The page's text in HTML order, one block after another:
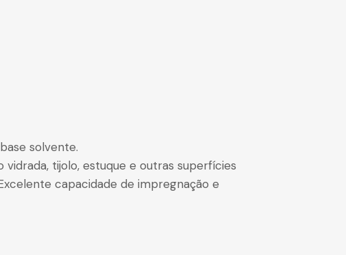
solvente.
tijolo, estuque e outras superfícies
capacidade de impregnação e